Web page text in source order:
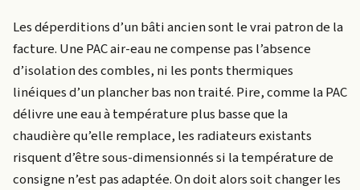
Les déperditions d’un bâti ancien sont le vrai patron de la
facture. Une PAC air-eau ne compense pas l’absence
d’isolation des combles, ni les ponts thermiques
linéiques d’un plancher bas non traité. Pire, comme la PAC
délivre une eau à température plus basse que la
chaudière qu’elle remplace, les radiateurs existants
risquent d’être sous-dimensionnés si la température de
consigne n’est pas adaptée. On doit alors soit changer les